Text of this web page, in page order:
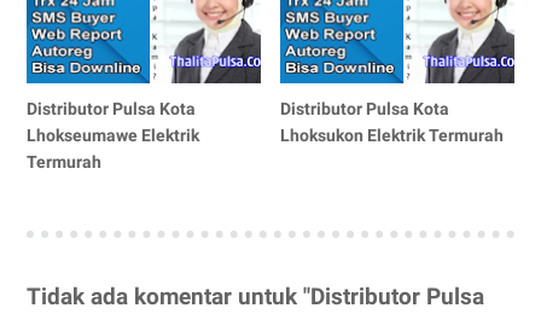
Distributor Pulsa Kota
Lhokseumawe Elektrik
Termurah
Distributor Pulsa Kota
Lhoksukon Elektrik Termurah
Tidak ada komentar untuk "Distributor Pulsa